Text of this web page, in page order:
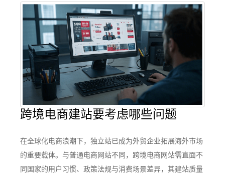
跨境电商建站要考虑哪些问题
在全球化电商浪潮下，独立站已成为外贸企业拓展海外市场
的重要载体。与普通电商网站不同，跨境电商网站需直面不
同国家的用户习惯、政策法规与消费场景差异，其建站质量